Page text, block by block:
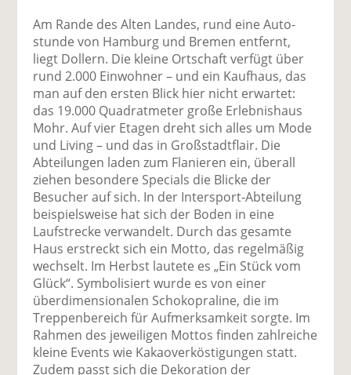
Am Rande des Alten Landes, rund eine Auto­
stunde von Hamburg und Bremen entfernt,
liegt Dollern. Die kleine Ortschaft verfügt über
rund 2.000 Einwohner – und ein Kaufhaus, das
man auf den ersten Blick hier nicht erwartet:
das 19.000 Quadratmeter große Erlebnishaus
Mohr. Auf vier Etagen dreht sich alles um Mode
und Living – und das in Großstadtflair. Die
Abteilungen laden zum Flanieren ein, überall
ziehen besondere Specials die Blicke der
Besucher auf sich. In der Intersport-Abteilung
beispielsweise hat sich der Boden in eine
Laufstrecke verwandelt. Durch das gesamte
Haus erstreckt sich ein Motto, das regelmäßig
wechselt. Im Herbst lautete es „Ein Stück vom
Glück“. Symbolisiert wurde es von einer
überdimensionalen Schokopraline, die im
Treppenbereich für Aufmerksamkeit sorgte. Im
Rahmen des jeweiligen Mottos finden zahlreiche
kleine Events wie Kakaoverköstigungen statt.
Zudem passt sich die Dekoration der